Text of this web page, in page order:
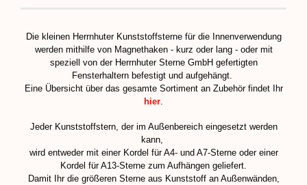
Die kleinen Herrnhuter Kunststoffsterne für die Innenverwendung
werden mithilfe von Magnethaken - kurz oder lang - oder mit
speziell von der Herrnhuter Sterne GmbH gefertigten
Fensterhaltern befestigt und aufgehängt.
Eine Übersicht über das gesamte Sortiment an Zubehör findet Ihr
hier
Jeder Kunststoffstern, der im Außenbereich eingesetzt werden
kann,
wird entweder mit einer Kordel für A4- und A7-Sterne oder einer
Kordel für A13-Sterne zum Aufhängen geliefert.
Damit Ihr die größeren Sterne aus Kunststoff an Außenwänden,